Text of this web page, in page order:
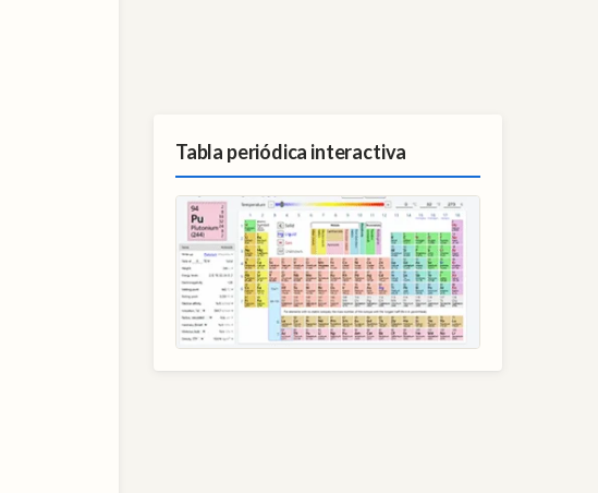
Tabla periódica interactiva